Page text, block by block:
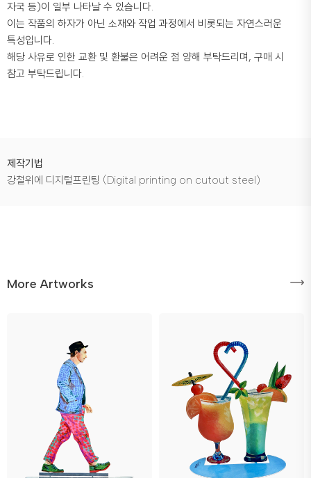
자국 등)이 일부 나타날 수 있습니다.
이는 작품의 하자가 아닌 소재와 작업 과정에서 비롯되는 자연스러운
특성입니다.
해당 사유로 인한 교환 및 환불은 어려운 점 양해 부탁드리며, 구매 시
참고 부탁드립니다.
제작기법
강철위에 디지털프린팅 (Digital printing on cutout steel)
More Artworks